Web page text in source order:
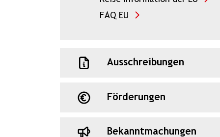
FAQ EU
Ausschreibungen
Förderungen
Bekanntmachungen